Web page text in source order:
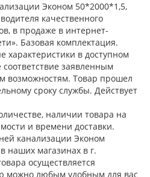
Эконом 50*2000*1,5,
качественного
в продаже в интернет-
Базовая комплектация.
характеристики в доступном
заявленным
возможностям. Товар прошел
сроку службы. Действует
наличии товара на
и времени доставки.
канализации Эконом
наших магазинах в г.
осуществляется
можно любым удобным для вас